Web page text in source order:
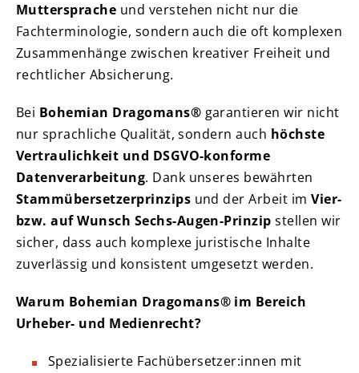
Muttersprache und verstehen nicht nur die
Fachterminologie, sondern auch die oft komplexen
Zusammenhänge zwischen kreativer Freiheit und
rechtlicher Absicherung.
Bei Bohemian Dragomans® garantieren wir nicht
nur sprachliche Qualität, sondern auch höchste
Vertraulichkeit und DSGVO-konforme
Datenverarbeitung. Dank unseres bewährten
Stammübersetzerprinzips und der Arbeit imVier-
bzw. auf Wunsch Sechs-Augen-Prinzip stellen wir
sicher, dass auch komplexe juristische Inhalte
zuverlässig und konsistent umgesetzt werden.
Warum Bohemian Dragomans® im Bereich
Urheber- und Medienrecht?
Spezialisierte Fachübersetzer:innen mit